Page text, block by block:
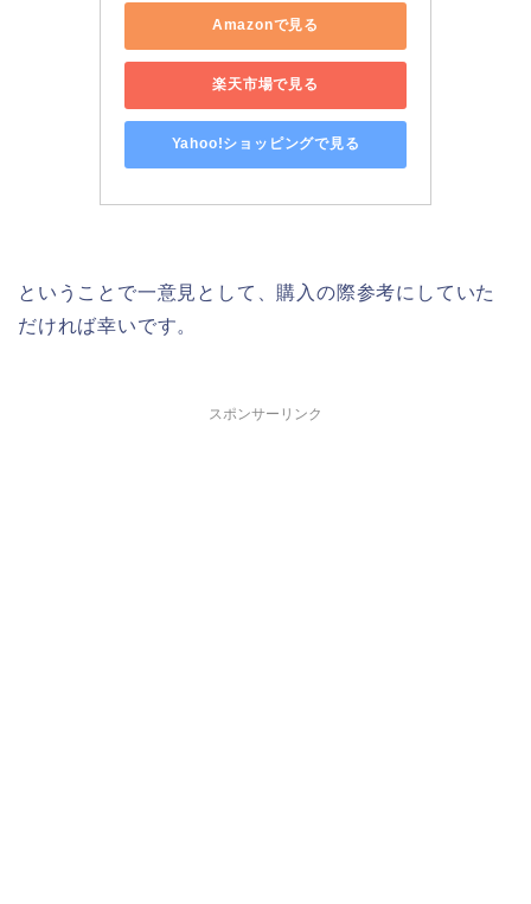
Amazonで見る
楽天市場で見る
Yahoo!ショッピングで見る
ということで一意見として、購入の際参考にしていた
だければ幸いです。
スポンサーリンク